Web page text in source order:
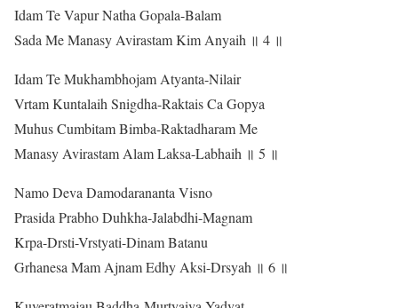
Idam Te Vapur Natha Gopala-Balam
Sada Me Manasy Avirastam Kim Anyaih ॥ 4 ॥
Idam Te Mukhambhojam Atyanta-Nilair
Vrtam Kuntalaih Snigdha-Raktais Ca Gopya
Muhus Cumbitam Bimba-Raktadharam Me
Manasy Avirastam Alam Laksa-Labhaih ॥ 5 ॥
Namo Deva Damodarananta Visno
Prasida Prabho Duhkha-Jalabdhi-Magnam
Krpa-Drsti-Vrstyati-Dinam Batanu
Grhanesa Mam Ajnam Edhy Aksi-Drsyah ॥ 6 ॥